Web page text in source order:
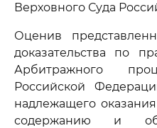
Верховного Суда
Оценив
доказательства по
Арбитражного
Российской
надлежащего
содержанию и